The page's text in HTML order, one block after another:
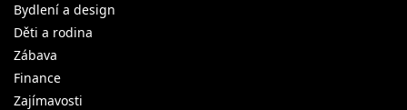
Bydlení a design
Děti a rodina
Zábava
Finance
Zajímavosti